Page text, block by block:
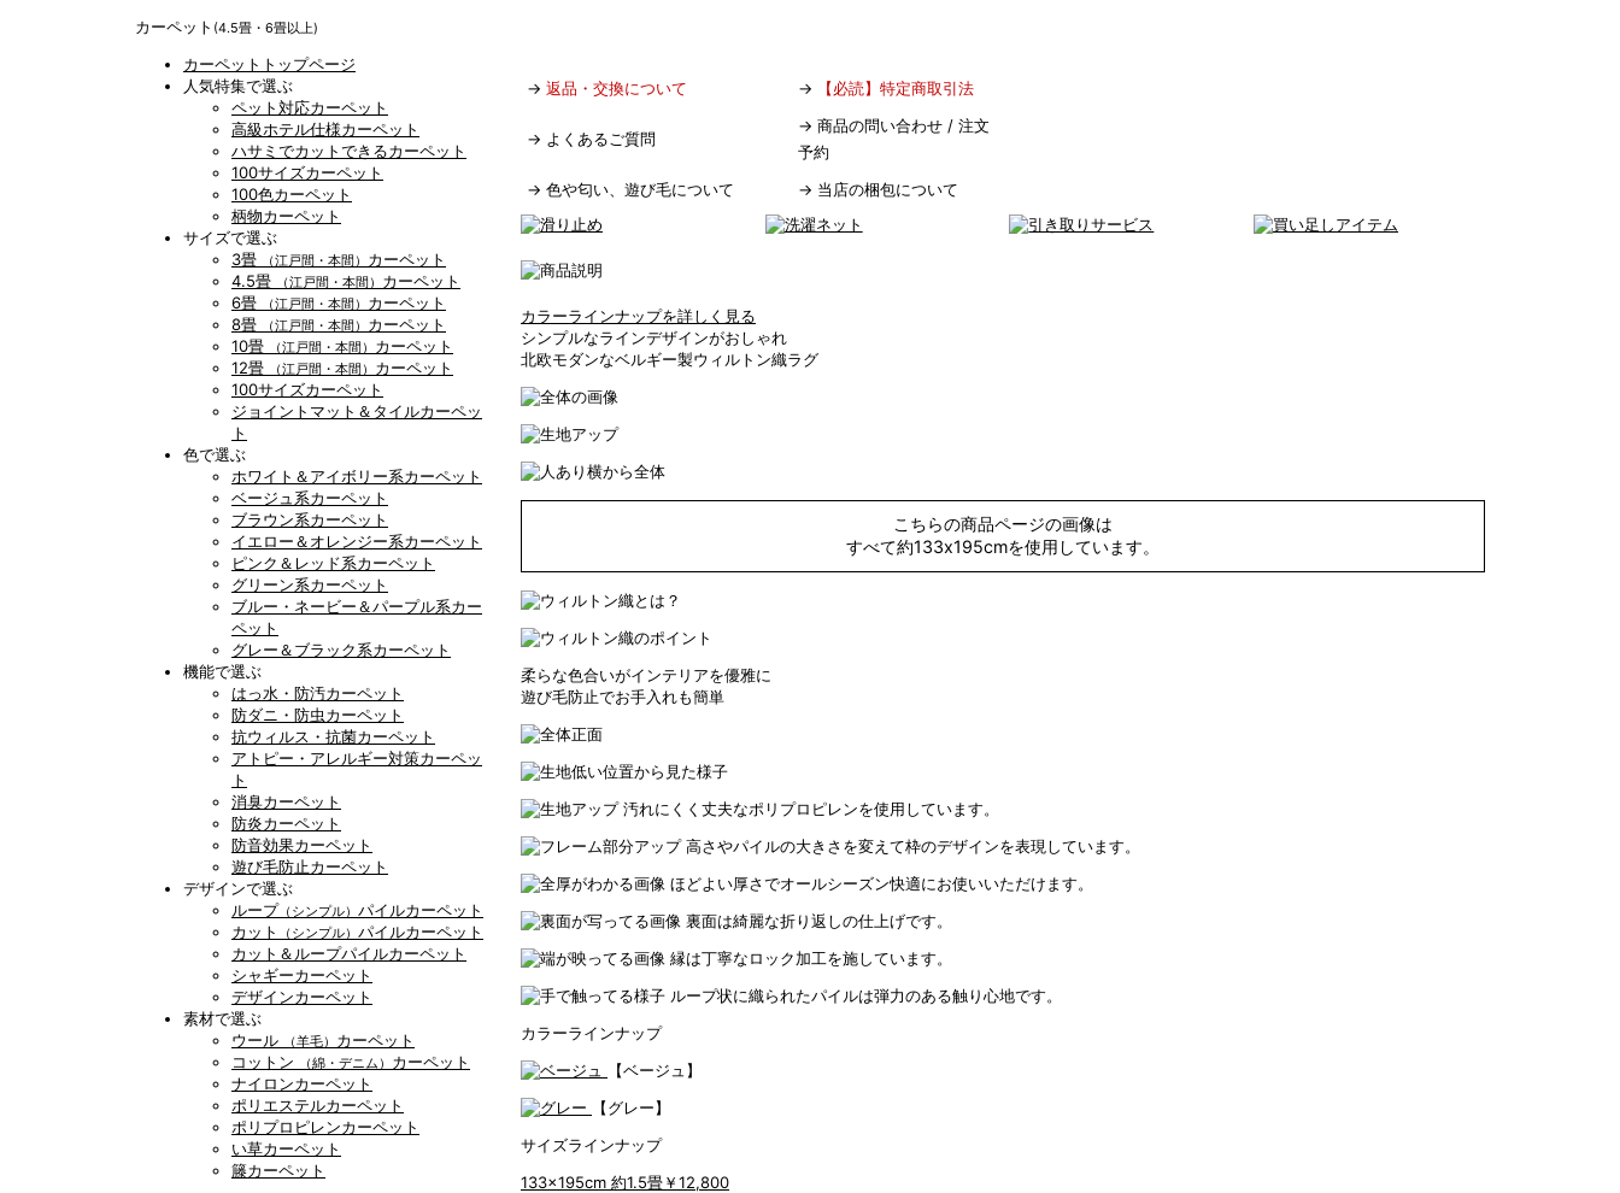
カーペット (4.5畳・6畳以上)
カーペットトップページ
人気特集で選ぶ
ペット対応カーペット
高級ホテル仕様カーペット
ハサミでカットできるカーペット
100サイズカーペット
100色カーペット
柄物カーペット
サイズで選ぶ
3畳
（江戸間・本間） カーペット
4.5畳
（江戸間・本間） カーペット
6畳
（江戸間・本間） カーペット
8畳
（江戸間・本間） カーペット
10畳
（江戸間・本間） カーペット
12畳
（江戸間・本間） カーペット
100サイズカーペット
ジョイントマット＆タイルカーペッ
ト
色で選ぶ
ホワイト＆アイボリー系カーペット
ベージュ系カーペット
ブラウン系カーペット
イエロー＆オレンジー系カーペット
ピンク＆レッド系カーペット
グリーン系カーペット
ブルー・ネービー＆パープル系カー
ペット
グレー＆ブラック系カーペット
機能で選ぶ
はっ水・防汚カーペット
防ダニ・防虫カーペット
抗ウィルス・抗菌カーペット
アトピー・アレルギー対策カーペッ
ト
消臭カーペット
防炎カーペット
防音効果カーペット
遊び毛防止カーペット
デザインで選ぶ
ループ （シンプル） パイルカーペット
カット
（シンプル） パイルカーペット
カット＆ループパイルカーペット
シャギーカーペット
デザインカーペット
素材で選ぶ
ウール
（羊毛） カーペット
コットン
（綿・デニム） カーペット
ナイロンカーペット
ポリエステルカーペット
ポリプロピレンカーペット
い草カーペット
籐カーペット
→ 返品・交換について → 【必読】特定商取引法
→ よくあるご質問
→ 商品の問い合わせ / 注文
予約
→ 色や匂い、遊び毛について → 当店の梱包について
カラーラインナップを詳しく見る
シンプルなラインデザインがおしゃれ
北欧モダンなベルギー製ウィルトン織ラグ
こちらの商品ページの画像は
すべて約133x195cmを使用しています。
柔らな色合いがインテリアを優雅に
遊び毛防止でお手入れも簡単
汚れにくく丈夫なポリプロピレンを使用しています。
高さやパイルの大きさを変えて枠のデザインを表現しています。
ほどよい厚さでオールシーズン快適にお使いいただけます。
裏面は綺麗な折り返しの仕上げです。
縁は丁寧なロック加工を施しています。
ループ状に織られたパイルは弾力のある触り心地です。
カラーラインナップ
【ベージュ】
【グレー】
サイズラインナップ
133x195cm 約1.5畳￥12,800